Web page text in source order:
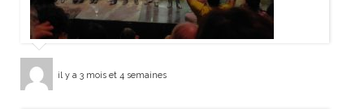
il y a 3 mois et 4 semaines